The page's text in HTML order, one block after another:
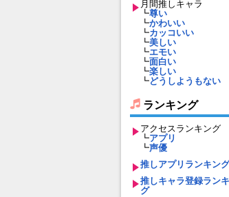
月間推しキャラ
┗尊い
┗かわいい
┗カッコいい
┗美しい
┗エモい
┗面白い
┗楽しい
┗どうしようもない
ランキング
アクセスランキング
┗アプリ
┗声優
推しアプリランキン
推しキャラ登録ラン
グ